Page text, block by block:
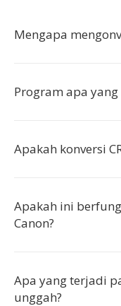
Mengapa
Program apa yang
Apakah konversi
Apakah ini
Canon?
Apa yang terjadi
unggah?